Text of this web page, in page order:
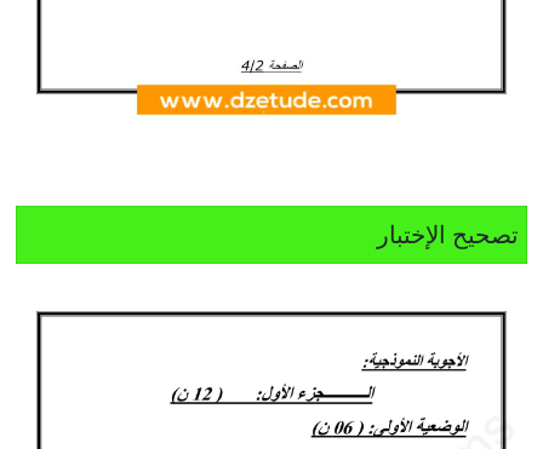
تصحيح الإختبار